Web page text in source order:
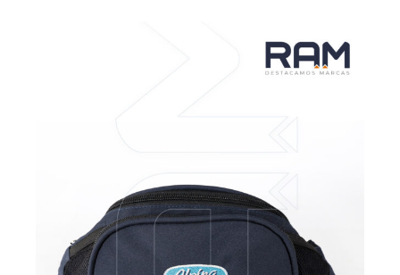
VER MÁS